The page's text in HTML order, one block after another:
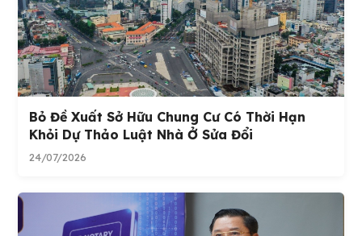
Bỏ Đề Xuất Sở Hữu Chung Cư Có Thời Hạn
Khỏi Dự Thảo Luật Nhà Ở Sửa Đổi
24/07/2026